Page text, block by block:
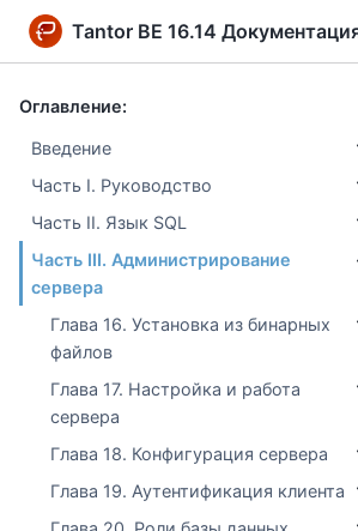
Tantor BE 16.14
Оглавление:
Введение
Часть I. Руководство
Часть II. Язык SQL
Часть III. Администрирование
сервера
Глава 16. Установка из бинарных
файлов
Глава 17. Настройка и работа
сервера
Глава 18. Конфигурация сервера
Глава 19. Аутентификация клиента